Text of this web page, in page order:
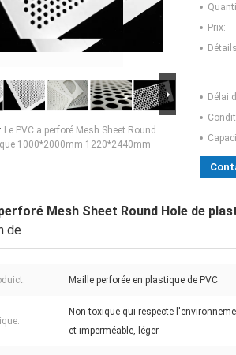
Le PVC a perforé Mesh Sheet Round
1000*2000mm 1220*2440mm
Prix:
Délai
Mesh Sheet Round Hole de
de
Maille perforée en plastique de PVC
Non toxique qui respecte
et imperméable, léger